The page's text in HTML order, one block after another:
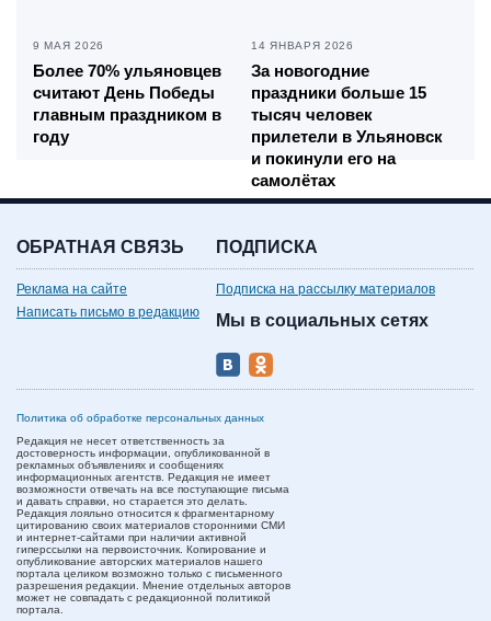
9 МАЯ 2026
Более 70% ульяновцев
считают День Победы
главным праздником в
году
14 ЯНВАРЯ 2026
За новогодние
праздники больше 15
тысяч человек
прилетели в Ульяновск
и покинули его на
самолётах
ОБРАТНАЯ СВЯЗЬ
Реклама на сайте
Написать письмо в редакцию
ПОДПИСКА
Подписка на рассылку материалов
Мы в социальных сетях
Политика об обработке персональных данных
Редакция не несет ответственность за
достоверность информации, опубликованной в
рекламных объявлениях и сообщениях
информационных агентств. Редакция не имеет
возможности отвечать на все поступающие письма
и давать справки, но старается это делать.
Редакция лояльно относится к фрагментарному
цитированию своих материалов сторонними СМИ
и интернет-сайтами при наличии активной
гиперссылки на первоисточник. Копирование и
опубликование авторских материалов нашего
портала целиком возможно только с письменного
разрешения редакции. Мнение отдельных авторов
может не совпадать с редакционной политикой
портала.